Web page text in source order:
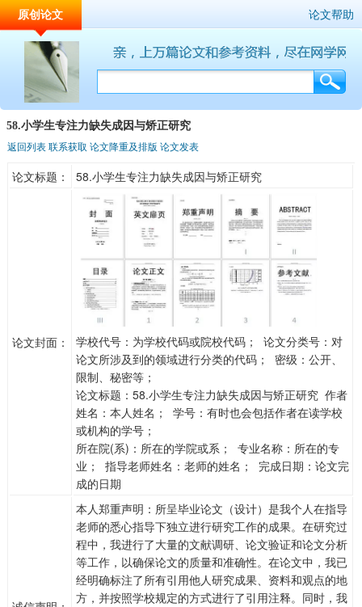
原创论文 论文帮助
58.小学生专注力缺失成因与矫正研究
返回列表联系获取 论文降重及排版 论文发表
论文标题： 58.小学生专注力缺失成因与矫正研究
论文封面：
学校代号：为学校代码或院校代码； 论文分类号：对
论文所涉及到的领域进行分类的代码； 密级：公开、
限制、秘密等；
论文标题：58.小学生专注力缺失成因与矫正研究 作者
姓名：本人姓名； 学号：有时也会包括作者在读学校
或机构的学号；
所在院(系)：所在的学院或系； 专业名称：所在的专
业； 指导老师姓名：老师的姓名； 完成日期：论文完
成的日期
本人郑重声明：所呈毕业论文（设计）是我个人在指导
老师的悉心指导下独立进行研究工作的成果。在研究过
程中，我进行了大量的文献调研、论文验证和论文分析
等工作，以确保论文的质量和准确性。在论文中，我已
经明确标注了所有引用他人研究成果、资料和观点的地
方，并按照学校规定的方式进行了引用注释。同时，我